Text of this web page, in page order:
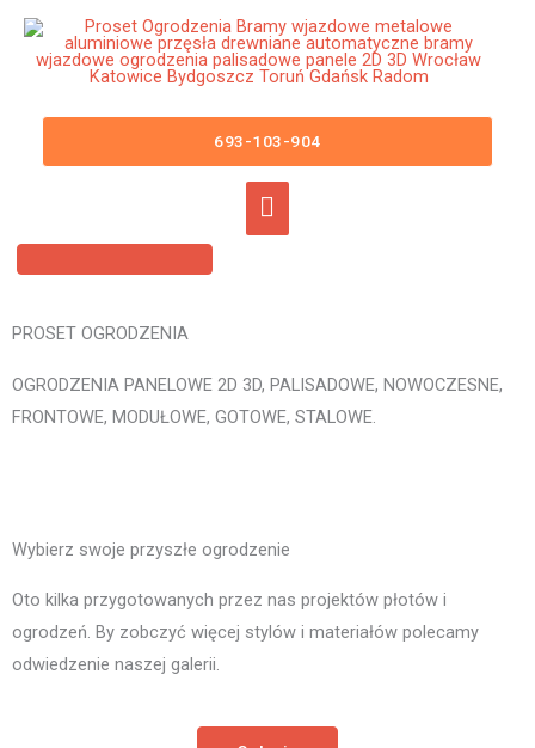
Przejdź
Główne
menu
693-103-904
Ogrodzenia Panelowe Lwówek
Śląski Płoty Panelowe 3D 2D
Panele Ogrodzeniowe
PROSET OGRODZENIA
OGRODZENIA PANELOWE 2D 3D, PALISADOWE, NOWOCZESNE,
FRONTOWE, MODUŁOWE, GOTOWE, STALOWE.
Wybierz swoje przyszłe ogrodzenie
Oto kilka przygotowanych przez nas projektów płotów i
ogrodzeń. By zobczyć więcej stylów i materiałów polecamy
odwiedzenie naszej galerii.